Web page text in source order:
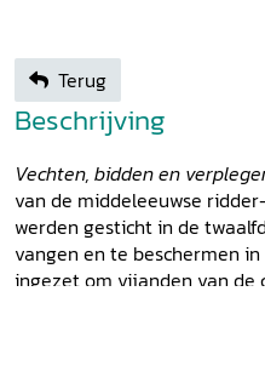
Terug
Beschrijving
Vechten, bidden en
van de middeleeuwse
werden gesticht in de
vangen en te beschermen
ingezet om vijanden van
Daarvoor verwierven ze
tot machtige